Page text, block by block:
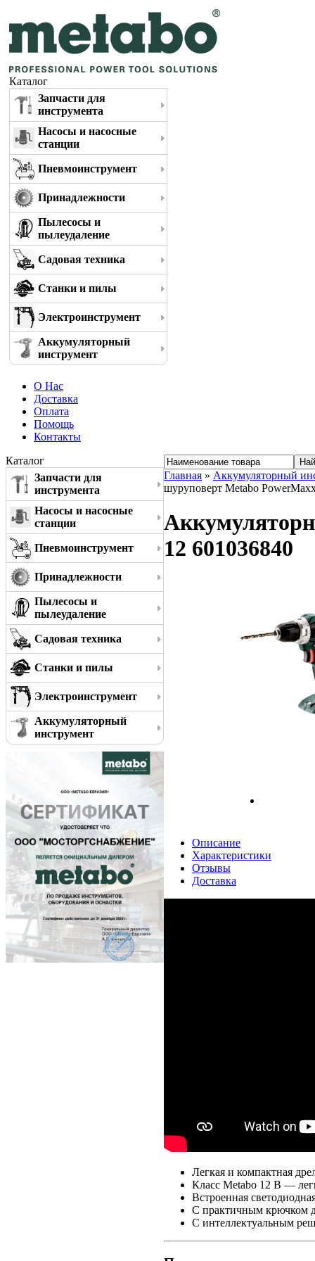
Каталог
Запчасти для
инструмента
Насосы и насосные
станции
Пневмоинструмент
Принадлежности
Пылесосы и
пылеудаление
Садовая техника
Станки и пилы
Электроинструмент
Аккумуляторный
инструмент
О Нас
Доставка
Оплата
Помощь
Контакты
Каталог
Запчасти для
инструмента
Насосы и насосные
станции
Пневмоинструмент
Принадлежности
Пылесосы и
пылеудаление
Садовая техника
Станки и пилы
Электроинструмент
Аккумуляторный
инструмент
Главная » Аккумуляторный
шуруповерт Metabo
12 601036840
Описание
Характеристики
Отзывы
Доставка
Легкая и компактная
Класс Metabo 12 В —
Встроенная
С практичным крючком
С интеллектуальным